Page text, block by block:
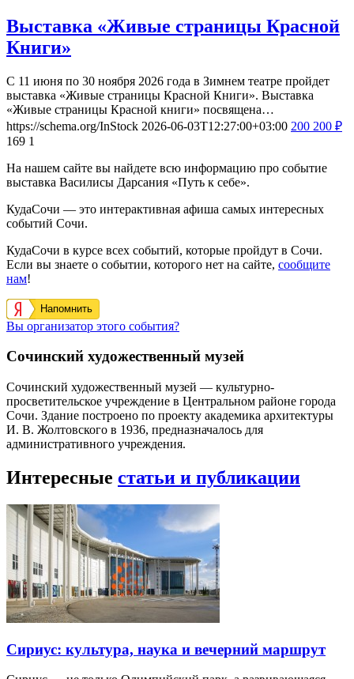
Выставка «Живые страницы Красной
Книги»
С 11 июня по 30 ноября 2026 года в Зимнем театре пройдет
выставка «Живые страницы Красной Книги». Выставка
«Живые страницы Красной книги» посвящена…
https://schema.org/InStock 2026-06-03T12:27:00+03:00 200 200 ₽
169 1
На нашем сайте вы найдете всю информацию про событие
выставка Василисы Дарсания «Путь к себе».
КудаСочи — это интерактивная афиша самых интересных
событий Сочи.
КудаСочи в курсе всех событий, которые пройдут в Сочи.
Если вы знаете о событии, которого нет на сайте, сообщите
нам!
Напомнить
Вы организатор этого события?
Сочинский художественный музей
Сочинский художественный музей — культурно-
просветительское учреждение в Центральном районе города
Сочи. Здание построено по проекту академика архитектуры
И. В. Жолтовского в 1936, предназначалось для
административного учреждения.
Интересные статьи и публикации
Сириус: культура, наука и вечерний маршрут